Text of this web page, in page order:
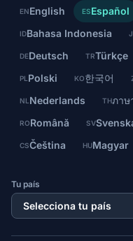
ENEnglish ESEspañol
IDBahasa Indonesia
DEDeutsch TRTürkçe
PL Polski KO한국어
NL Nederlands THภาษ
RORomână SV
CSČeština HUMagyar
Tu país